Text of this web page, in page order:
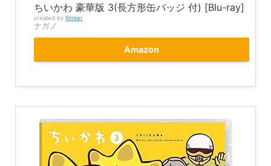
ちいかわ 豪華版 3(長方形缶バッジ 付) [Blu-ray]
created by Rinker
ナガノ
Amazon